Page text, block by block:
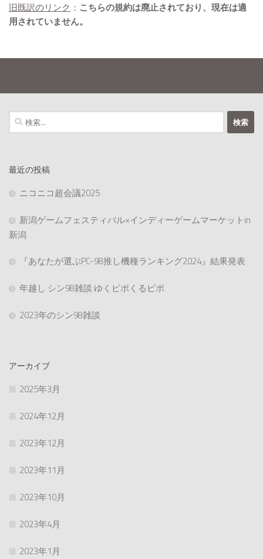
旧既訳のリンク ： こちらの規約は廃止されており、現在は適
用されていません。
検
索:
最近の投稿
ニコニコ超会議2025
新潟ゲームフェスティバル×インディーゲームマーケットin
新潟
『あなたが選ぶPC-98推し機種ランキング2024』結果発表
年越し シン98雑談 ゆくピポくるピポ
2023年のシン98雑談
アーカイブ
2025年3月
2024年12月
2023年12月
2023年11月
2023年10月
2023年4月
2023年1月